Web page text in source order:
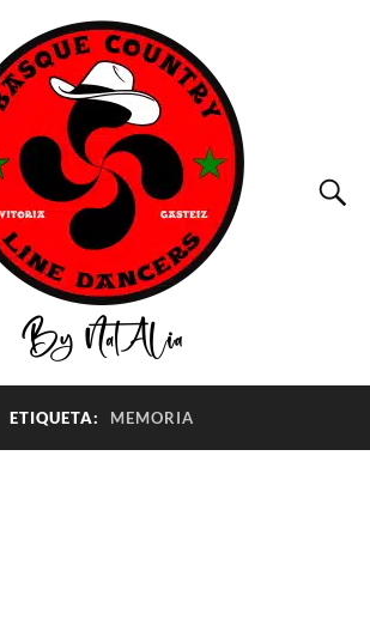
ETIQUETA: MEMORIA